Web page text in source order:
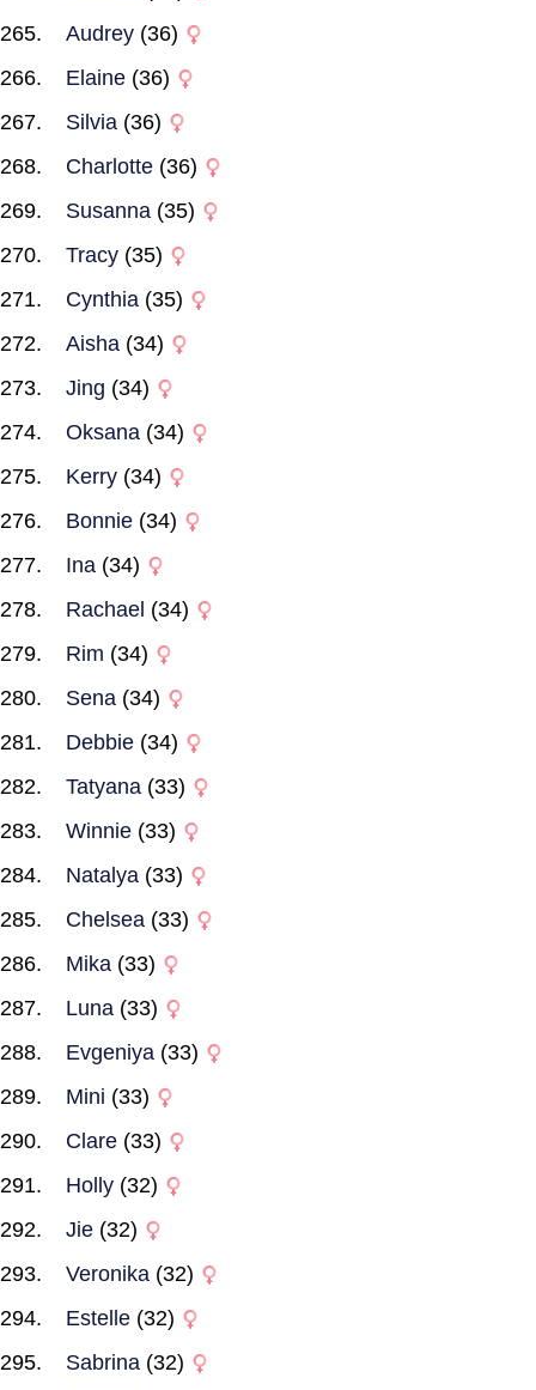
Audrey (36)
Elaine (36)
Silvia (36)
Charlotte (36)
Susanna (35)
Tracy (35)
Cynthia (35)
Aisha (34)
Jing (34)
Oksana (34)
Kerry (34)
Bonnie (34)
Ina (34)
Rachael (34)
Rim (34)
Sena (34)
Debbie (34)
Tatyana (33)
Winnie (33)
Natalya (33)
Chelsea (33)
Mika (33)
Luna (33)
Evgeniya (33)
Mini (33)
Clare (33)
Holly (32)
Jie (32)
Veronika (32)
Estelle (32)
Sabrina (32)